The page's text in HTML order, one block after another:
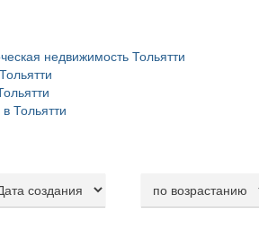
недвижимость Тольятти
Тольятти